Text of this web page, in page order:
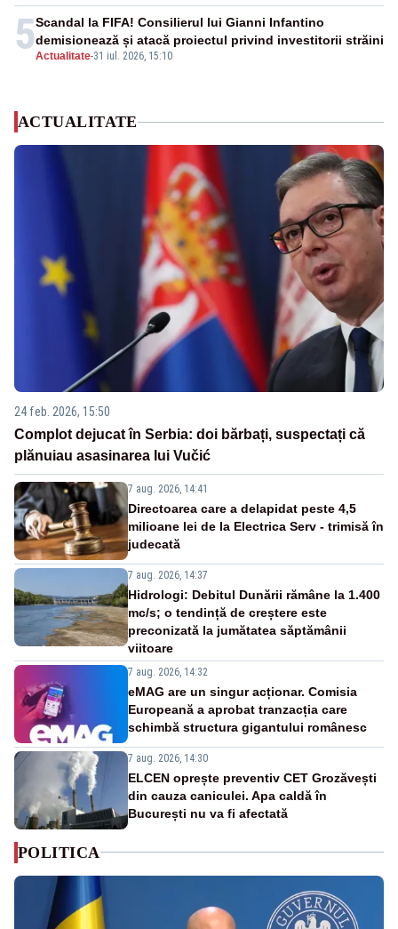
5Actualitate-31 iul. 2026, 15:10
Scandal la FIFA! Consilierul lui Gianni Infantino
demisionează și atacă proiectul privind investitorii străini
ACTUALITATE
24 feb. 2026, 15:50
Complot dejucat în Serbia: doi bărbați, suspectați că
plănuiau asasinarea lui Vučić
7 aug. 2026, 14:41
Directoarea care a delapidat peste 4,5
milioane lei de la Electrica Serv - trimisă în
judecată
7 aug. 2026, 14:37
Hidrologi: Debitul Dunării rămâne la 1.400
mc/s; o tendință de creștere este
preconizată la jumătatea săptămânii
viitoare
7 aug. 2026, 14:32
eMAG are un singur acționar. Comisia
Europeană a aprobat tranzacția care
schimbă structura gigantului românesc
7 aug. 2026, 14:30
ELCEN oprește preventiv CET Grozăvești
din cauza caniculei. Apa caldă în
București nu va fi afectată
POLITICA